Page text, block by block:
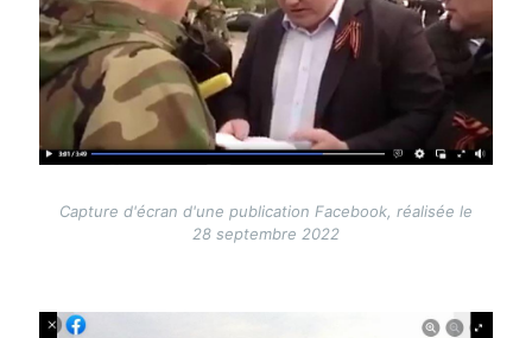
Capture d'écran d'une publication Facebook, réalisée le
28 septembre 2022
Image